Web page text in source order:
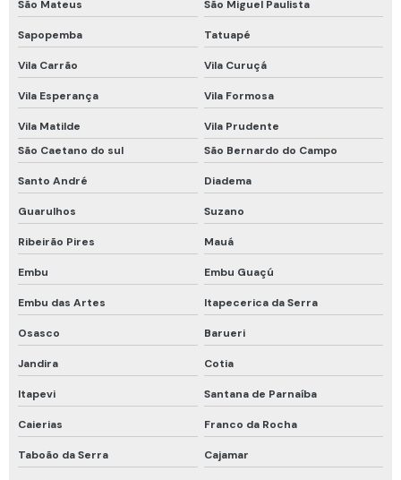
Venda de detector de gás
Vestimenta de proteção química tipo 5 e 6
Vestimenta proteção química
Conjunto de respiração autônomo
Equipamento de medição de espaço confinado
Equipamento de ventilação para espaço confinado
Roupa de bombeiro
Vestimenta de bombeiro
Cadastro de espaço confinado
Calibração rbc
Calibração rbc e rastreável
Cilindro calibração 4 gases
São Mateus São Miguel Paulista
Sapopemba Tatuapé
Vila Carrão Vila Curuçá
Vila Esperança Vila Formosa
Vila Matilde
Vila Prudente
São Caetano do sul
São Bernardo do Campo
Santo André Diadema
Guarulhos Suzano
Ribeirão Pires Mauá
Embu Embu Guaçú
Embu das Artes Itapecerica da Serra
Osasco Barueri
Jandira Cotia
Itapevi Santana de Parnaíba
Caierias Franco da Rocha
Taboão da Serra Cajamar